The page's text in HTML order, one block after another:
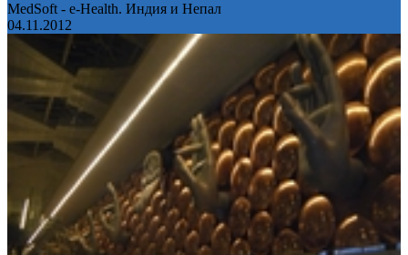
MedSoft - e-Health. Индия и Непал
04.11.2012